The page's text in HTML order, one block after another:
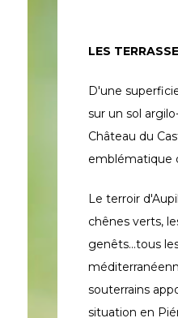
LES
D'une
sur un sol
Château du
emblématique
Le terroir
chênes verts,
genêts...tous
souterrains
situation en